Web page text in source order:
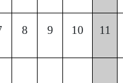
8 9 10 11